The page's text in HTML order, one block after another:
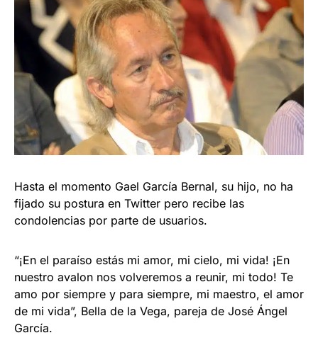
Hasta el momento Gael García Bernal, su hijo, no ha
fijado su postura en Twitter pero recibe las
condolencias por parte de usuarios.
“¡En el paraíso estás mi amor, mi cielo, mi vida! ¡En
nuestro avalon nos volveremos a reunir, mi todo! Te
amo por siempre y para siempre, mi maestro, el amor
de mi vida”, Bella de la Vega, pareja de José Ángel
García.